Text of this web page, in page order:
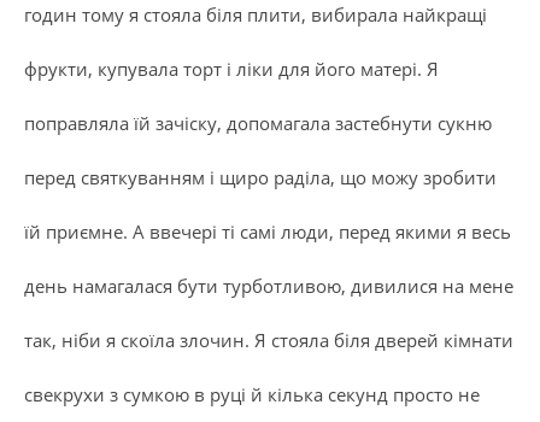
годин тому я стояла біля плити, вибирала найкращі
фрукти, купувала торт і ліки для його матері. Я
поправляла їй зачіску, допомагала застебнути сукню
перед святкуванням і щиро раділа, що можу зробити
їй приємне. А ввечері ті самі люди, перед якими я весь
день намагалася бути турботливою, дивилися на мене
так, ніби я скоїла злочин. Я стояла біля дверей кімнати
свекрухи з сумкою в руці й кілька секунд просто не